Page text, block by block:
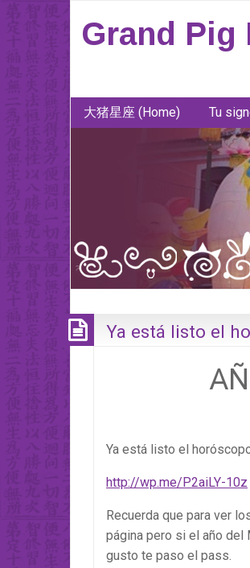
Grand Pig
大猪星座 (Home) Tu
Ya está listo el
Ya está listo el
http://wp.me/P2aiLY-10z
Recuerda que para ver
página pero si el año del
gusto te paso el pass.